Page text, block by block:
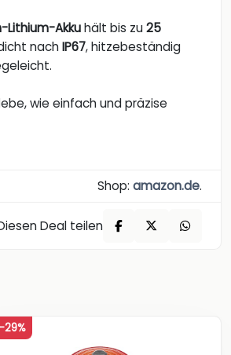
Lithium-Akkuhält bis zu25
nachIP67, hitzebeständig
wie einfach und präzise
Shop: amazon.de.
Deal teilen
-29%